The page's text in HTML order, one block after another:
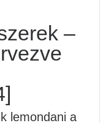
–
lemondani a